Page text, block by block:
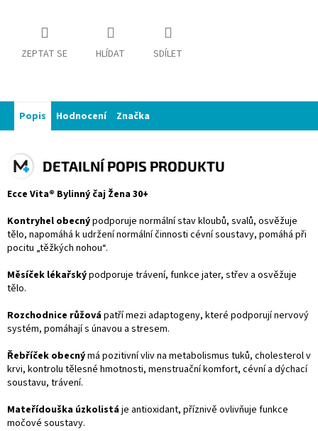
ZEPTAT SE HLÍDAT SDÍLET
Popis Hodnocení Značka
DETAILNÍ POPIS PRODUKTU
Ecce Vita® Bylinný čaj Žena 30+
Kontryhel obecnýpodporuje normální stav kloubů, svalů, osvěžuje
tělo, napomáhá k udržení normální činnosti cévní soustavy, pomáhá při
pocitu „těžkých nohou“.
Měsíček lékařskýpodporuje trávení, funkce jater, střev a osvěžuje
tělo.
Rozchodnice růžovápatří mezi adaptogeny, které podporují nervový
systém, pomáhají s únavou a stresem.
Řebříček obecnýmá pozitivní vliv na metabolismus tuků, cholesterol v
krvi, kontrolu tělesné hmotnosti, menstruační komfort, cévní a dýchací
soustavu, trávení.
Mateřídouška úzkolistáje antioxidant, příznivě ovlivňuje funkce
močové soustavy.